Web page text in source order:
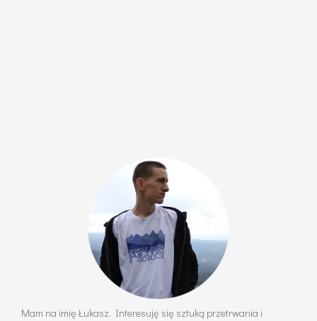
Mam na imię Łukasz. Interesuję się sztuką przetrwania i